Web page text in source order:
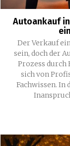
Autoankauf
Der Verkauf
sein, doch der
Prozess durch
sich von
Fachwissen.